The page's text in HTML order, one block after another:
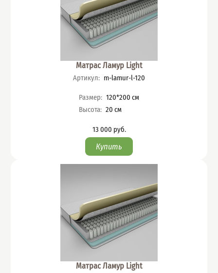
Матрас Ламур Light
Артикул: m-lamur-l-120
Характеристики
Размер: 120*200 см
Высота: 20 см
Цена
13 000 руб.
Матрас Ламур Light